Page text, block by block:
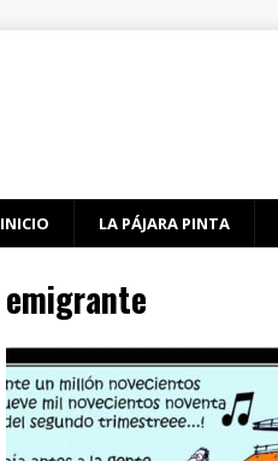
INICIO LA PÁJARA PINTA
emigrante